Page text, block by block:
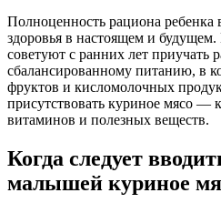
Полноценность рациона ребенка
здоровья в настоящем и
советуют с ранних лет приучать
сбалансированному питанию, в
фруктов и кисломолочных
присутствовать куриное мясо —
витаминов и полезных веществ.
Когда следует
малышей куриное